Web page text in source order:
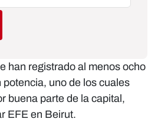
han registrado al menos ocho
uno de los cuales
buena parte de la capital,
EFE en Beirut.